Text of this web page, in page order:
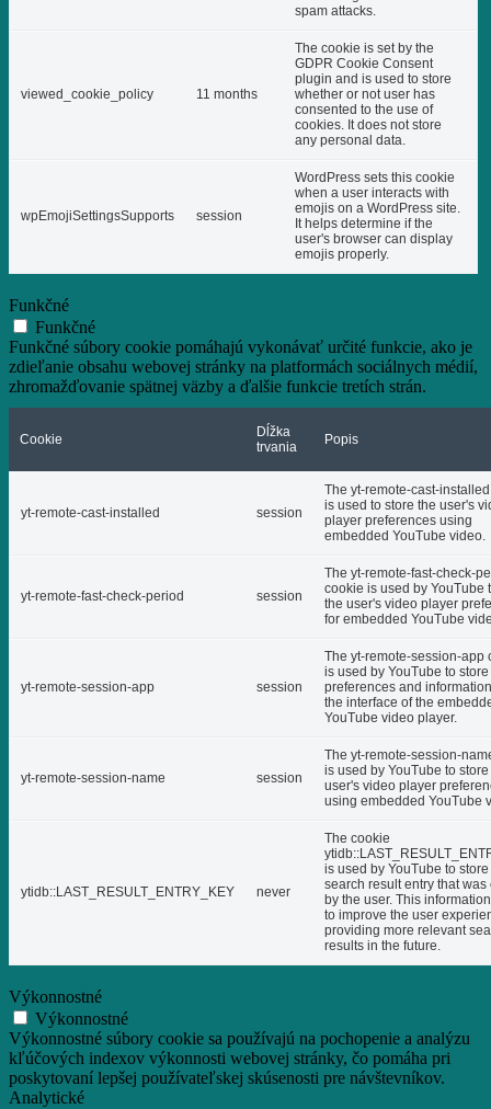
spam attacks.
viewed_cookie_policy 11 months
The cookie is set by the
GDPR Cookie Consent
plugin and is used to store
whether or not user has
consented to the use of
cookies. It does not store
any personal data.
wpEmojiSettingsSupports session
WordPress sets this cookie
when a user interacts with
emojis on a WordPress site.
It helps determine if the
user's browser can display
emojis properly.
Funkčné
Funkčné
Funkčné súbory cookie pomáhajú vykonávať určité funkcie, ako je
zdieľanie obsahu webovej stránky na platformách sociálnych médií,
zhromažďovanie spätnej väzby a ďalšie funkcie tretích strán.
Cookie
Dĺžka
trvania
Popis
yt-remote-cast-installed session
The yt-remote-cast-
is used to store the user's
player preferences using
embedded YouTube video.
yt-remote-fast-check-period session
The yt-remote-fast-check-
cookie is used by YouTube
the user's video player
for embedded YouTube
yt-remote-session-app session
The yt-remote-session-app
is used by YouTube to
preferences and
the interface of the
YouTube video player.
yt-remote-session-name session
The yt-remote-session-
is used by YouTube to
user's video player
using embedded YouTube
ytidb::LAST_RESULT_ENTRY_KEY never
The cookie
is used by YouTube to
search result entry that was
by the user. This
to improve the user
providing more relevant
results in the future.
Výkonnostné
Výkonnostné
Výkonnostné súbory cookie sa používajú na pochopenie a analýzu
kľúčových indexov výkonnosti webovej stránky, čo pomáha pri
poskytovaní lepšej používateľskej skúsenosti pre návštevníkov.
Analytické